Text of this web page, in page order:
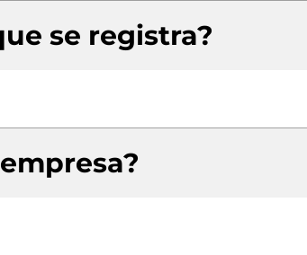
se registra?